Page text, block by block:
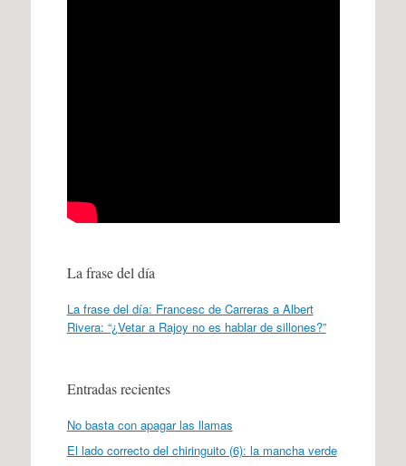
La frase del día
La frase del día: Francesc de Carreras a Albert
Rivera: “¿Vetar a Rajoy no es hablar de sillones?”
Entradas recientes
No basta con apagar las llamas
El lado correcto del chiringuito (6): la mancha verde